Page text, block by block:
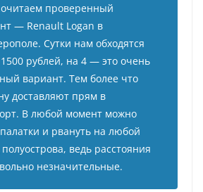
проверенный
— Renault Logan в
Сутки нам обходятся
рублей, на 4 — это очень
вариант. Тем более что
доставляют прям в
В любой момент можно
и рвануть на любой
ведь расстояния
незначительные.